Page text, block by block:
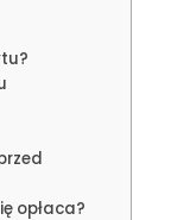
opłaca?